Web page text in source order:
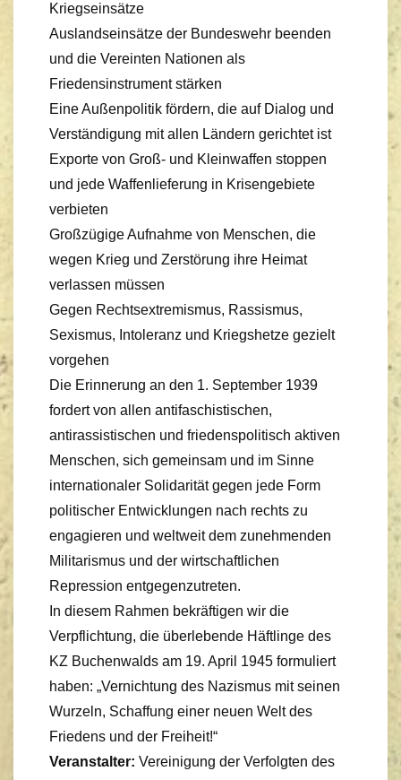
Kriegseinsätze
Auslandseinsätze der Bundeswehr beenden
und die Vereinten Nationen als
Friedensinstrument stärken
Eine Außenpolitik fördern, die auf Dialog und
Verständigung mit allen Ländern gerichtet ist
Exporte von Groß- und Kleinwaffen stoppen
und jede Waffenlieferung in Krisengebiete
verbieten
Großzügige Aufnahme von Menschen, die
wegen Krieg und Zerstörung ihre Heimat
verlassen müssen
Gegen Rechtsextremismus, Rassismus,
Sexismus, Intoleranz und Kriegshetze gezielt
vorgehen
Die Erinnerung an den 1. September 1939
fordert von allen antifaschistischen,
antirassistischen und friedenspolitisch aktiven
Menschen, sich gemeinsam und im Sinne
internationaler Solidarität gegen jede Form
politischer Entwicklungen nach rechts zu
engagieren und weltweit dem zunehmenden
Militarismus und der wirtschaftlichen
Repression entgegenzutreten.
In diesem Rahmen bekräftigen wir die
Verpflichtung, die überlebende Häftlinge des
KZ Buchenwalds am 19. April 1945 formuliert
haben: „Vernichtung des Nazismus mit seinen
Wurzeln, Schaffung einer neuen Welt des
Friedens und der Freiheit!“
Veranstalter: Vereinigung der Verfolgten des